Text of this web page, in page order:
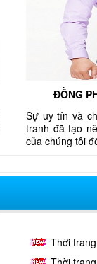
ĐỒNG
Sự uy tín và
tranh đã tạo
của chúng tôi
Thời